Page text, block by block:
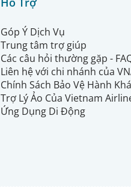
Góp Ý Dịch Vụ
Trung tâm trợ giúp
Các câu hỏi thường gặp -
Liên hệ với chi nhánh của
Chính Sách Bảo Vệ Hành
Trợ Lý Ảo Của Vietnam
Ứng Dụng Di Động